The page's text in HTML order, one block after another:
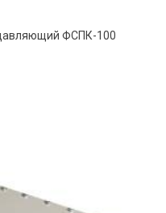
ФСПК-100